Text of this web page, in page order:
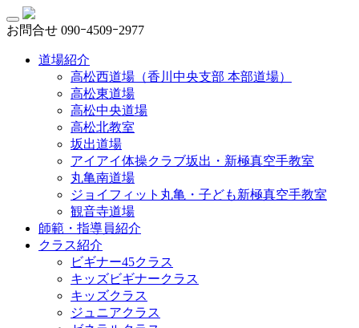
お問合せ 090ｰ4509ｰ2977
道場紹介
高松西道場（香川中央支部 本部道場）
高松東道場
高松中央道場
高松北教室
坂出道場
アイアイ体操クラブ坂出・新極真空手教室
丸亀南道場
ジョイフィット丸亀・子ども新極真空手教室
観音寺道場
師範・指導員紹介
クラス紹介
ビギナー45クラス
キッズビギナークラス
キッズクラス
ジュニアクラス